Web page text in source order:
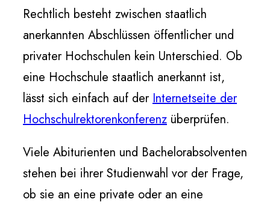
Rechtlich besteht zwischen staatlich
anerkannten Abschlüssen öffentlicher und
privater Hochschulen kein Unterschied. Ob
eine Hochschule staatlich anerkannt ist,
lässt sich einfach auf der Internetseite der
Hochschulrektorenkonferenz überprüfen.
Viele Abiturienten und Bachelorabsolventen
stehen bei ihrer Studienwahl vor der Frage,
ob sie an eine private oder an eine